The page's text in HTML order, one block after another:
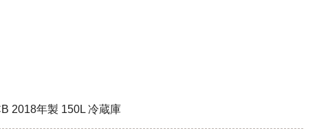
2018年製 150L 冷蔵庫